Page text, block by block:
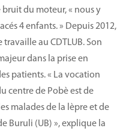
bruit du moteur, « nous y
4 enfants. » Depuis 2012,
travaille au CDTLUB. Son
dans la prise en
patients. « La vocation
centre de Pobè est de
malades de la lèpre et de
Buruli (UB) », explique la